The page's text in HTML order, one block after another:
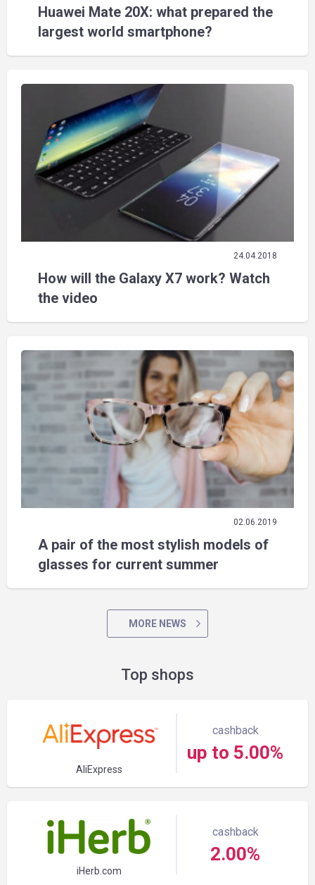
Huawei Mate 20X: what prepared the
largest world smartphone?
24.04.2018
How will the Galaxy X7 work? Watch
the video
02.06.2019
A pair of the most stylish models of
glasses for current summer
MORE NEWS
Top shops
AliExpress
cashback
up to 5.00%
iHerb.com
cashback
2.00%